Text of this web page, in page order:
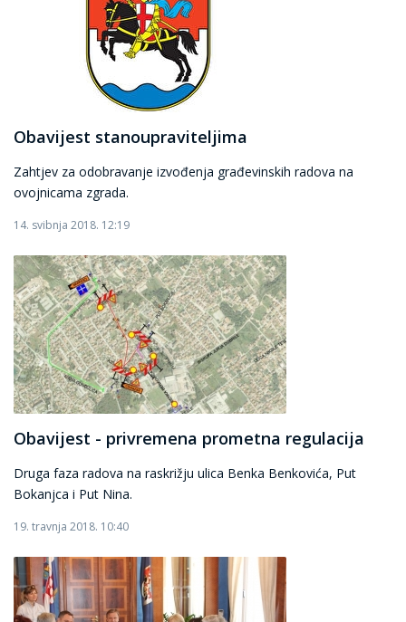
Obavijest stanoupraviteljima
Zahtjev za odobravanje izvođenja građevinskih radova na
ovojnicama zgrada.
14. svibnja 2018. 12:19
Obavijest - privremena prometna regulacija
Druga faza radova na raskrižju ulica Benka Benkovića, Put
Bokanjca i Put Nina.
19. travnja 2018. 10:40